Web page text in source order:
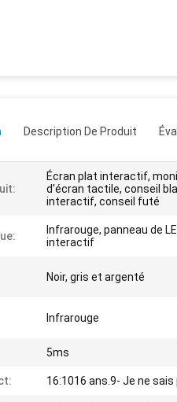
Description De Produit
Écran plat interactif,
d'écran tactile, conseil
interactif, conseil futé
Infrarouge, panneau de
interactif
Noir, gris et argenté
Infrarouge
5ms
16:1016 ans.9- Je ne sais